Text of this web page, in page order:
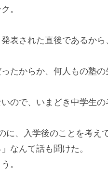
。
表された直後であるから
たからか、何人もの塾の
ので、いまどき中学生の
、入学後のことを考え
なんて話も聞けた。
。